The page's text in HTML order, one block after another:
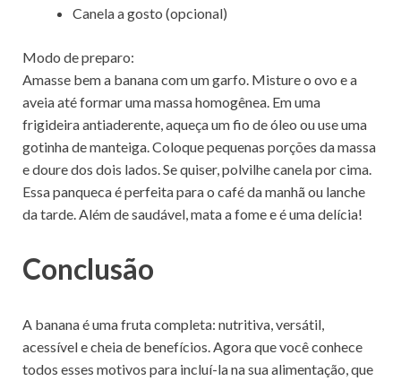
Canela a gosto (opcional)
Modo de preparo:
Amasse bem a banana com um garfo. Misture o ovo e a
aveia até formar uma massa homogênea. Em uma
frigideira antiaderente, aqueça um fio de óleo ou use uma
gotinha de manteiga. Coloque pequenas porções da massa
e doure dos dois lados. Se quiser, polvilhe canela por cima.
Essa panqueca é perfeita para o café da manhã ou lanche
da tarde. Além de saudável, mata a fome e é uma delícia!
Conclusão
A banana é uma fruta completa: nutritiva, versátil,
acessível e cheia de benefícios. Agora que você conhece
todos esses motivos para incluí-la na sua alimentação, que